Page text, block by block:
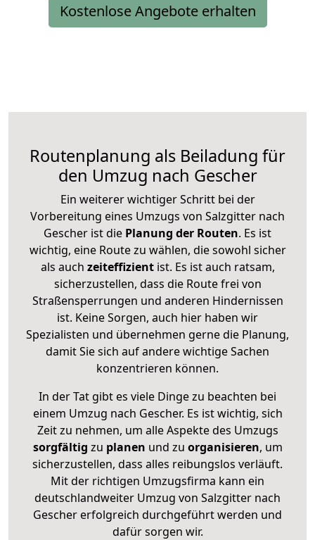
Kostenlose Angebote erhalten
Routenplanung als Beiladung für
den Umzug nach Gescher
Ein weiterer wichtiger Schritt bei der
Vorbereitung eines Umzugs von Salzgitter nach
Gescher ist die Planung der Routen. Es ist
wichtig, eine Route zu wählen, die sowohl sicher
als auch zeiteffizientist. Es ist auch ratsam,
sicherzustellen, dass die Route frei von
Straßensperrungen und anderen Hindernissen
ist. Keine Sorgen, auch hier haben wir
Spezialisten und übernehmen gerne die Planung,
damit Sie sich auf andere wichtige Sachen
konzentrieren können.
In der Tat gibt es viele Dinge zu beachten bei
einem Umzug nach Gescher. Es ist wichtig, sich
Zeit zu nehmen, um alle Aspekte des Umzugs
sorgfältig zu planen und zu organisieren, um
sicherzustellen, dass alles reibungslos verläuft.
Mit der richtigen Umzugsfirma kann ein
deutschlandweiter Umzug von Salzgitter nach
Gescher erfolgreich durchgeführt werden und
dafür sorgen wir.